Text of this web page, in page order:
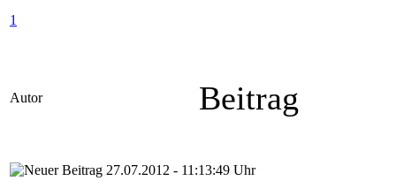
1
Autor Beitrag
27.07.2012 - 11:13:49 Uhr